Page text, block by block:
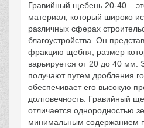
Гравийный щебень 20-40 –
материал, который широко
различных сферах
благоустройства. Он
фракцию щебня, размер
варьируется от 20 до 40 мм.
получают путем дробления
обеспечивает его высокую
долговечность. Гравийный
отличается однородностью
минимальным содержанием